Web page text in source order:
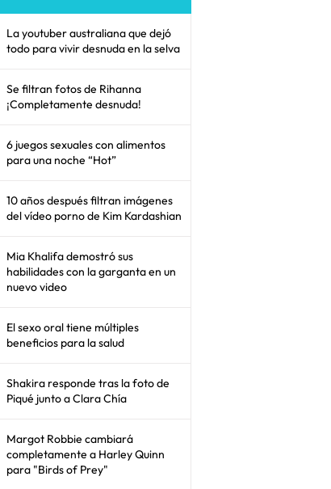
La youtuber australiana que dejó
todo para vivir desnuda en la selva
Se filtran fotos de Rihanna
¡Completamente desnuda!
6 juegos sexuales con alimentos
para una noche “Hot”
10 años después filtran imágenes
del vídeo porno de Kim Kardashian
Mia Khalifa demostró sus
habilidades con la garganta en un
nuevo video
El sexo oral tiene múltiples
beneficios para la salud
Shakira responde tras la foto de
Piqué junto a Clara Chía
Margot Robbie cambiará
completamente a Harley Quinn
para "Birds of Prey"